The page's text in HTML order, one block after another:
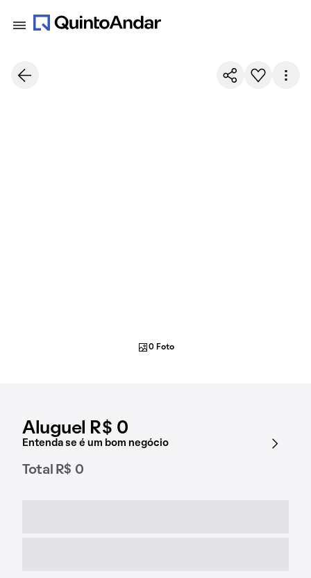
Aluguel R$ 0
Entenda se é um bom negócio
Total R$ 0
0 Foto